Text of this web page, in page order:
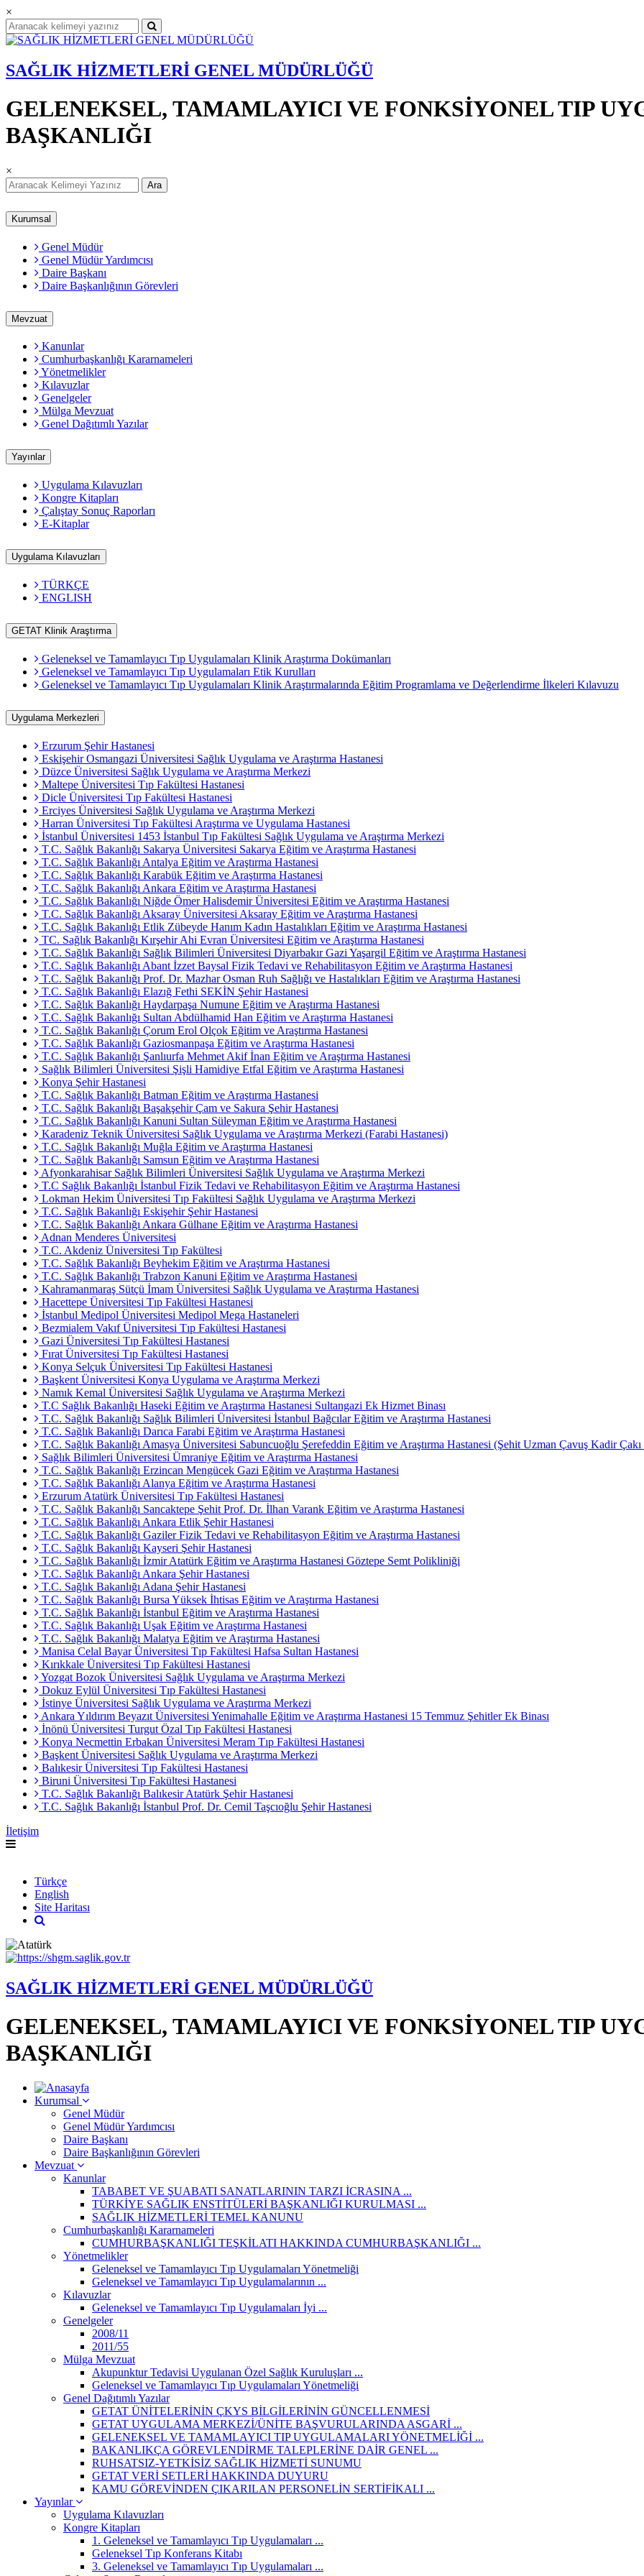
×
SAĞLIK HİZMETLERİ GENEL MÜDÜRLÜĞÜ
GELENEKSEL, TAMAMLAYICI VE FONKSİYONEL TIP
BAŞKANLIĞI
×
Ara
Kurumsal
Genel Müdür
Genel Müdür Yardımcısı
Daire Başkanı
Daire Başkanlığının Görevleri
Mevzuat
Kanunlar
Cumhurbaşkanlığı Kararnameleri
Yönetmelikler
Kılavuzlar
Genelgeler
Mülga Mevzuat
Genel Dağıtımlı Yazılar
Yayınlar
Uygulama Kılavuzları
Kongre Kitapları
Çalıştay Sonuç Raporları
E-Kitaplar
Uygulama Kılavuzları
TÜRKÇE
ENGLISH
GETAT Klinik Araştırma
Geleneksel ve Tamamlayıcı Tıp Uygulamaları Klinik Araştırma Dokümanları
Geleneksel ve Tamamlayıcı Tıp Uygulamaları Etik Kurulları
Geleneksel ve Tamamlayıcı Tıp Uygulamaları Klinik Araştırmalarında Eğitim Programlama ve Değerlendirme İlkeleri Kılavuzu
Uygulama Merkezleri
Erzurum Şehir Hastanesi
Eskişehir Osmangazi Üniversitesi Sağlık Uygulama ve Araştırma Hastanesi
Düzce Üniversitesi Sağlık Uygulama ve Araştırma Merkezi
Maltepe Üniversitesi Tıp Fakültesi Hastanesi
Dicle Üniversitesi Tıp Fakültesi Hastanesi
Erciyes Üniversitesi Sağlık Uygulama ve Araştırma Merkezi
Harran Üniversitesi Tıp Fakültesi Araştırma ve Uygulama Hastanesi
İstanbul Üniversitesi 1453 İstanbul Tıp Fakültesi Sağlık Uygulama ve Araştırma Merkezi
T.C. Sağlık Bakanlığı Sakarya Üniversitesi Sakarya Eğitim ve Araştırma Hastanesi
T.C. Sağlık Bakanlığı Antalya Eğitim ve Araştırma Hastanesi
T.C. Sağlık Bakanlığı Karabük Eğitim ve Araştırma Hastanesi
T.C. Sağlık Bakanlığı Ankara Eğitim ve Araştırma Hastanesi
T.C. Sağlık Bakanlığı Niğde Ömer Halisdemir Üniversitesi Eğitim ve Araştırma Hastanesi
T.C. Sağlık Bakanlığı Aksaray Üniversitesi Aksaray Eğitim ve Araştırma Hastanesi
T.C. Sağlık Bakanlığı Etlik Zübeyde Hanım Kadın Hastalıkları Eğitim ve Araştırma Hastanesi
TC. Sağlık Bakanlığı Kırşehir Ahi Evran Üniversitesi Eğitim ve Araştırma Hastanesi
T.C. Sağlık Bakanlığı Sağlık Bilimleri Üniversitesi Diyarbakır Gazi Yaşargil Eğitim ve Araştırma Hastanesi
T.C. Sağlık Bakanlığı Abant İzzet Baysal Fizik Tedavi ve Rehabilitasyon Eğitim ve Araştırma Hastanesi
T.C. Sağlık Bakanlığı Prof. Dr. Mazhar Osman Ruh Sağlığı ve Hastalıkları Eğitim ve Araştırma Hastanesi
T.C. Sağlık Bakanlığı Elazığ Fethi SEKİN Şehir Hastanesi
T.C. Sağlık Bakanlığı Haydarpaşa Numune Eğitim ve Araştırma Hastanesi
T.C. Sağlık Bakanlığı Sultan Abdülhamid Han Eğitim ve Araştırma Hastanesi
T.C. Sağlık Bakanlığı Çorum Erol Olçok Eğitim ve Araştırma Hastanesi
T.C. Sağlık Bakanlığı Gaziosmanpaşa Eğitim ve Araştırma Hastanesi
T.C. Sağlık Bakanlığı Şanlıurfa Mehmet Akif İnan Eğitim ve Araştırma Hastanesi
Sağlık Bilimleri Üniversitesi Şişli Hamidiye Etfal Eğitim ve Araştırma Hastanesi
Konya Şehir Hastanesi
T.C. Sağlık Bakanlığı Batman Eğitim ve Araştırma Hastanesi
T.C. Sağlık Bakanlığı Başakşehir Çam ve Sakura Şehir Hastanesi
T.C. Sağlık Bakanlığı Kanuni Sultan Süleyman Eğitim ve Araştırma Hastanesi
Karadeniz Teknik Üniversitesi Sağlık Uygulama ve Araştırma Merkezi (Farabi Hastanesi)
T.C. Sağlık Bakanlığı Muğla Eğitim ve Araştırma Hastanesi
T.C. Sağlık Bakanlığı Samsun Eğitim ve Araştırma Hastanesi
Afyonkarahisar Sağlık Bilimleri Üniversitesi Sağlık Uygulama ve Araştırma Merkezi
T.C Sağlık Bakanlığı İstanbul Fizik Tedavi ve Rehabilitasyon Eğitim ve Araştırma Hastanesi
Lokman Hekim Üniversitesi Tıp Fakültesi Sağlık Uygulama ve Araştırma Merkezi
T.C. Sağlık Bakanlığı Eskişehir Şehir Hastanesi
T.C. Sağlık Bakanlığı Ankara Gülhane Eğitim ve Araştırma Hastanesi
Adnan Menderes Üniversitesi
T.C. Akdeniz Üniversitesi Tıp Fakültesi
T.C. Sağlık Bakanlığı Beyhekim Eğitim ve Araştırma Hastanesi
T.C. Sağlık Bakanlığı Trabzon Kanuni Eğitim ve Araştırma Hastanesi
Kahramanmaraş Sütçü İmam Üniversitesi Sağlık Uygulama ve Araştırma Hastanesi
Hacettepe Üniversitesi Tıp Fakültesi Hastanesi
İstanbul Medipol Üniversitesi Medipol Mega Hastaneleri
Bezmialem Vakıf Üniversitesi Tıp Fakültesi Hastanesi
Gazi Üniversitesi Tıp Fakültesi Hastanesi
Fırat Üniversitesi Tıp Fakültesi Hastanesi
Konya Selçuk Üniversitesi Tıp Fakültesi Hastanesi
Başkent Üniversitesi Konya Uygulama ve Araştırma Merkezi
Namık Kemal Üniversitesi Sağlık Uygulama ve Araştırma Merkezi
T.C Sağlık Bakanlığı Haseki Eğitim ve Araştırma Hastanesi Sultangazi Ek Hizmet Binası
T.C. Sağlık Bakanlığı Sağlık Bilimleri Üniversitesi İstanbul Bağcılar Eğitim ve Araştırma Hastanesi
T.C. Sağlık Bakanlığı Darıca Farabi Eğitim ve Araştırma Hastanesi
T.C. Sağlık Bakanlığı Amasya Üniversitesi Sabuncuoğlu Şerefeddin Eğitim ve Araştırma Hastanesi (Şehit Uzman Çavuş Kadir
Sağlık Bilimleri Üniversitesi Ümraniye Eğitim ve Araştırma Hastanesi
T.C. Sağlık Bakanlığı Erzincan Mengücek Gazi Eğitim ve Araştırma Hastanesi
T.C. Sağlık Bakanlığı Alanya Eğitim ve Araştırma Hastanesi
Erzurum Atatürk Üniversitesi Tıp Fakültesi Hastanesi
T.C. Sağlık Bakanlığı Sancaktepe Şehit Prof. Dr. İlhan Varank Eğitim ve Araştırma Hastanesi
T.C. Sağlık Bakanlığı Ankara Etlik Şehir Hastanesi
T.C. Sağlık Bakanlığı Gaziler Fizik Tedavi ve Rehabilitasyon Eğitim ve Araştırma Hastanesi
T.C. Sağlık Bakanlığı Kayseri Şehir Hastanesi
T.C. Sağlık Bakanlığı İzmir Atatürk Eğitim ve Araştırma Hastanesi Göztepe Semt Polikliniği
T.C. Sağlık Bakanlığı Ankara Şehir Hastanesi
T.C. Sağlık Bakanlığı Adana Şehir Hastanesi
T.C. Sağlık Bakanlığı Bursa Yüksek İhtisas Eğitim ve Araştırma Hastanesi
T.C. Sağlık Bakanlığı İstanbul Eğitim ve Araştırma Hastanesi
T.C. Sağlık Bakanlığı Uşak Eğitim ve Araştırma Hastanesi
T.C. Sağlık Bakanlığı Malatya Eğitim ve Araştırma Hastanesi
Manisa Celal Bayar Üniversitesi Tıp Fakültesi Hafsa Sultan Hastanesi
Kırıkkale Üniversitesi Tıp Fakültesi Hastanesi
Yozgat Bozok Üniversitesi Sağlık Uygulama ve Araştırma Merkezi
Dokuz Eylül Üniversitesi Tıp Fakültesi Hastanesi
İstinye Üniversitesi Sağlık Uygulama ve Araştırma Merkezi
Ankara Yıldırım Beyazıt Üniversitesi Yenimahalle Eğitim ve Araştırma Hastanesi 15 Temmuz Şehitler Ek Binası
İnönü Üniversitesi Turgut Özal Tıp Fakültesi Hastanesi
Konya Necmettin Erbakan Üniversitesi Meram Tıp Fakültesi Hastanesi
Başkent Üniversitesi Sağlık Uygulama ve Araştırma Merkezi
Balıkesir Üniversitesi Tıp Fakültesi Hastanesi
Biruni Üniversitesi Tıp Fakültesi Hastanesi
T.C. Sağlık Bakanlığı Balıkesir Atatürk Şehir Hastanesi
T.C. Sağlık Bakanlığı İstanbul Prof. Dr. Cemil Taşcıoğlu Şehir Hastanesi
İletişim
Türkçe
English
Site Haritası
SAĞLIK HİZMETLERİ GENEL MÜDÜRLÜĞÜ
GELENEKSEL, TAMAMLAYICI VE FONKSİYONEL TIP
BAŞKANLIĞI
Kurumsal
Genel Müdür
Genel Müdür Yardımcısı
Daire Başkanı
Daire Başkanlığının Görevleri
Mevzuat
Kanunlar
TABABET VE ŞUABATI SANATLARININ TARZI İCRASINA ...
TÜRKİYE SAĞLIK ENSTİTÜLERİ BAŞKANLIĞI KURULMASI ...
SAĞLIK HİZMETLERİ TEMEL KANUNU
Cumhurbaşkanlığı Kararnameleri
CUMHURBAŞKANLIĞI TEŞKİLATI HAKKINDA CUMHURBAŞKANLIĞI ...
Yönetmelikler
Geleneksel ve Tamamlayıcı Tıp Uygulamaları Yönetmeliği
Geleneksel ve Tamamlayıcı Tıp Uygulamalarının ...
Kılavuzlar
Geleneksel ve Tamamlayıcı Tıp Uygulamaları İyi ...
Genelgeler
2008/11
2011/55
Mülga Mevzuat
Akupunktur Tedavisi Uygulanan Özel Sağlık Kuruluşları ...
Geleneksel ve Tamamlayıcı Tıp Uygulamaları Yönetmeliği
Genel Dağıtımlı Yazılar
GETAT ÜNİTELERİNİN ÇKYS BİLGİLERİNİN GÜNCELLENMESİ
GETAT UYGULAMA MERKEZİ/ÜNİTE BAŞVURULARINDA ASGARİ ...
GELENEKSEL VE TAMAMLAYICI TIP UYGULAMALARI YÖNETMELİĞİ ...
BAKANLIKÇA GÖREVLENDİRME TALEPLERİNE DAİR GENEL ...
RUHSATSIZ-YETKİSİZ SAĞLIK HİZMETİ SUNUMU
GETAT VERİ SETLERİ HAKKINDA DUYURU
KAMU GÖREVİNDEN ÇIKARILAN PERSONELİN SERTİFİKALI ...
Yayınlar
Uygulama Kılavuzları
Kongre Kitapları
1. Geleneksel ve Tamamlayıcı Tıp Uygulamaları ...
Geleneksel Tıp Konferans Kitabı
3. Geleneksel ve Tamamlayıcı Tıp Uygulamaları ...